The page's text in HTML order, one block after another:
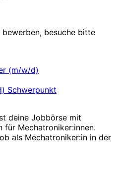
besuche bitte
(m/w/d)
Schwerpunkt
deine Jobbörse mit
für Mechatroniker:innen.
als Mechatroniker:in in der